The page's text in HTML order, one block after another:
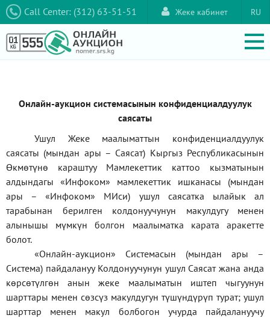
Call Center: (312) 63-51-51 RU
Жеке кабинет
Онлайн-аукцион системасынын конфиденциалдуулук
саясаты
Ушул Жеке маалыматтын конфиденциалдуулук
саясаты (мындан ары – Саясат) Кыргыз Республикасынын
Өкмөтүнө караштуу Мамлекеттик каттоо кызматынын
алдындагы «Инфоком» мамлекеттик ишканасы (мындан
ары –«Инфоком» МИси) ушул саясатка ылайык ал
тарабынан берилген колдонуучунун макулдугу менен
алынышы мүмкүн болгон маалыматка карата аракетте
болот.
«Онлайн-аукцион» Системасын (мындан ары –
Система) пайдалануу Колдонуучунун ушул Саясат жана анда
көрсөтүлгөн анын жеке маалыматын иштеп чыгуунун
шарттары менен сөзсүз макулдугун түшүндүрүп турат; ушул
шарттар менен макул болбогон учурда пайдалануучу